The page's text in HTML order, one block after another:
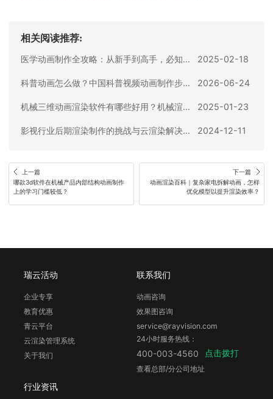
相关阅读推荐:
医学动画制作全攻略：从新手到高手，必知的软件与技巧
2025-02-18
科普动画怎么做？中国科普视频动画制作步骤及工具全攻略！ 2026-06-24
机械三维动画渲染软件有哪些好用？机械渲染软件2025最新盘点！ 2025-01-23
影视行业后期渲染制作的挑战与云渲染解决方案 2024-12-11
上一篇
哪款3d软件在机械产品内部结构动画制作
上的学习门槛较低？
下一篇
动画渲染百科｜复杂家电拆解动画，怎样
优化模型以提升渲染效率？
瑞云活动
企业专享
教育优惠
青云平台
云渲染管理系统
关于我们
行业资讯
联系我们
动画咨询
效果图咨询
service@rayvision.com
24小时服务热线：
400-003-4560 点击拨打
查看总部/分公司地址